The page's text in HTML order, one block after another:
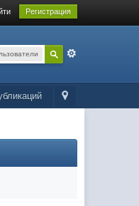
Регистрация